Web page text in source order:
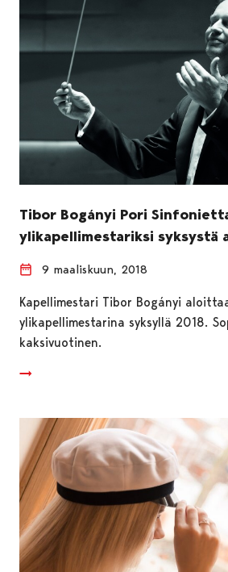
Tibor Bogányi Pori
ylikapellimestariksi syksystä
9 maaliskuun, 2018
Kapellimestari Tibor Bogányi
ylikapellimestarina syksyllä 2018.
kaksivuotinen.